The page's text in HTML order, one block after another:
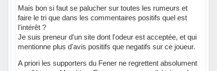
Mais bon si faut se palucher sur toutes les rumeurs et
faire le tri que dans les commentaires positifs quel est
l'intérêt ?
Je suis preneur d'un site dont l'odeur est acceptée, et qui
mentionne plus d'avis positifs que negatifs sur ce joueur.
A priori les supporters du Fener ne regrettent absolument